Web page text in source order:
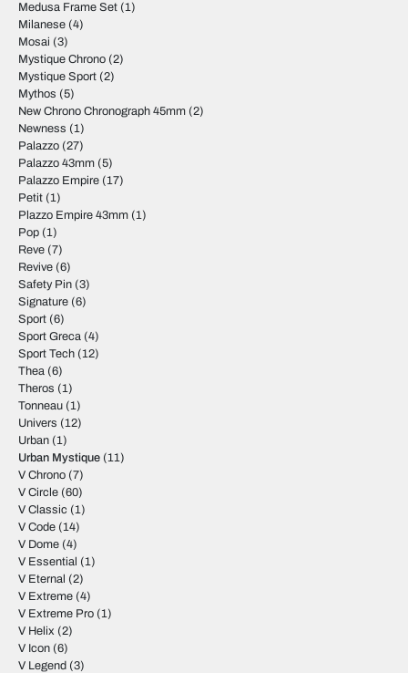
Medusa Frame Set (1)
Milanese (4)
Mosai (3)
Mystique Chrono (2)
Mystique Sport (2)
Mythos (5)
New Chrono Chronograph 45mm (2)
Newness (1)
Palazzo (27)
Palazzo 43mm (5)
Palazzo Empire (17)
Petit (1)
Plazzo Empire 43mm (1)
Pop (1)
Reve (7)
Revive (6)
Safety Pin (3)
Signature (6)
Sport (6)
Sport Greca (4)
Sport Tech (12)
Thea (6)
Theros (1)
Tonneau (1)
Univers (12)
Urban (1)
Urban Mystique (11)
V Chrono (7)
V Circle (60)
V Classic (1)
V Code (14)
V Dome (4)
V Essential (1)
V Eternal (2)
V Extreme (4)
V Extreme Pro (1)
V Helix (2)
V Icon (6)
V Legend (3)